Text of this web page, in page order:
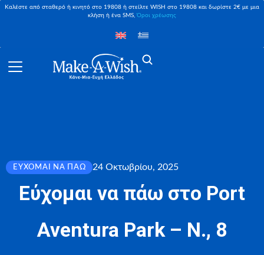
Καλέστε από σταθερό ή κινητό στο 19808 ή στείλτε WISH στο 19808 και δωρίστε 2€ με μια
κλήση ή ένα SMS,Όροι χρέωσης
ΕΎΧΟΜΑΙ ΝΑ ΠΆΩ 24 Οκτωβρίου, 2025
Εύχομαι να πάω στο Port
Aventura Park – Ν., 8